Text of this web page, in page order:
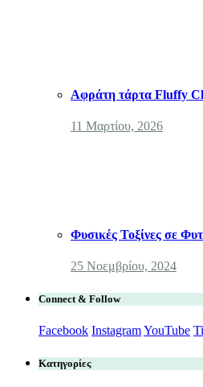
Αφράτη τάρτα Fluffy
11 Μαρτίου, 2026
Φυσικές Τοξίνες σε
25 Νοεμβρίου, 2024
Connect & Follow
Facebook InstagramYouTube
Κατηγορίες